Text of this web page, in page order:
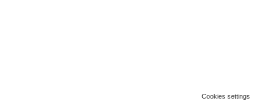
Cookies settings